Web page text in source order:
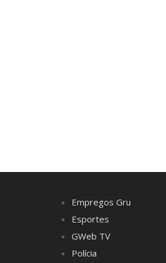
Empregos Gru
Esportes
GWeb TV
Polícia